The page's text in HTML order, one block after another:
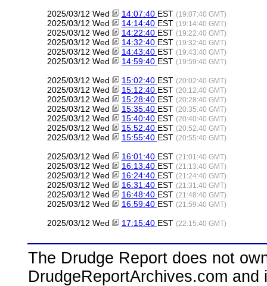
2025/03/12 Wed 14:07:40 EST (19:07:40 GMT)
2025/03/12 Wed 14:14:40 EST (19:14:40 GMT)
2025/03/12 Wed 14:22:40 EST (19:22:40 GMT)
2025/03/12 Wed 14:32:40 EST (19:32:40 GMT)
2025/03/12 Wed 14:43:40 EST (19:43:40 GMT)
2025/03/12 Wed 14:59:40 EST (19:59:40 GMT)
2025/03/12 Wed 15:02:40 EST (20:02:40 GMT)
2025/03/12 Wed 15:12:40 EST (20:12:40 GMT)
2025/03/12 Wed 15:28:40 EST (20:28:40 GMT)
2025/03/12 Wed 15:35:40 EST (20:35:40 GMT)
2025/03/12 Wed 15:40:40 EST (20:40:40 GMT)
2025/03/12 Wed 15:52:40 EST (20:52:40 GMT)
2025/03/12 Wed 15:55:40 EST (20:55:40 GMT)
2025/03/12 Wed 16:01:40 EST (21:01:40 GMT)
2025/03/12 Wed 16:13:40 EST (21:13:40 GMT)
2025/03/12 Wed 16:24:40 EST (21:24:40 GMT)
2025/03/12 Wed 16:31:40 EST (21:31:40 GMT)
2025/03/12 Wed 16:48:40 EST (21:48:40 GMT)
2025/03/12 Wed 16:59:40 EST (21:59:40 GMT)
2025/03/12 Wed 17:15:40 EST (22:15:40 GMT)
The Drudge Report does not
DrudgeReportArchives.com